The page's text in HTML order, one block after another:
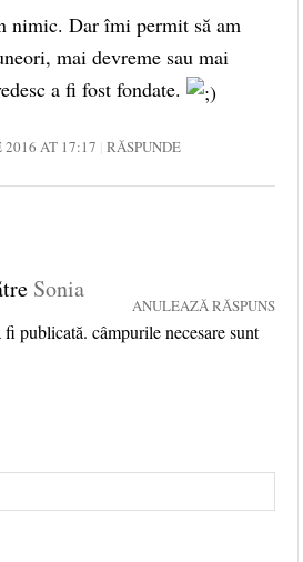
nimic. Dar îmi permit să am
mai devreme sau mai
a fi fost fondate.
2016 AT 17:17 RĂSPUNDE
Sonia
ANULEAZĂ RĂSPUNS
publicată. câmpurile necesare sunt